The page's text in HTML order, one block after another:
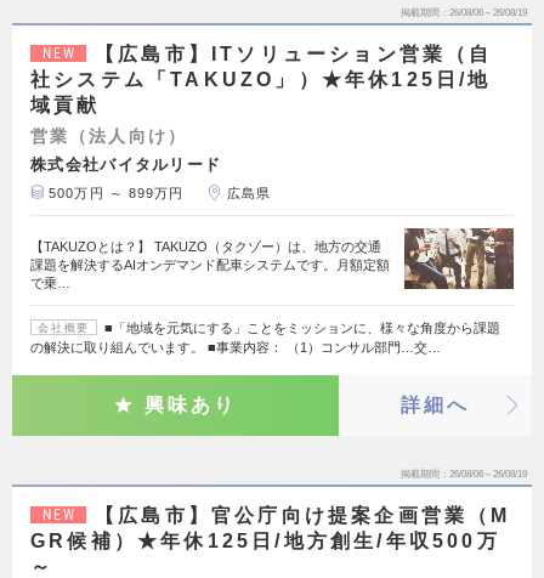
掲載期間 26/08/06～26/08/19
NEW
【広島市】ITソリューション営業（自
社システム「TAKUZO」）★年休125日/地
域貢献
営業（法人向け）
株式会社バイタルリード
500万円 ～ 899万円 広島県
【TAKUZOとは？】 TAKUZO（タクゾー）は、地方の交通
課題を解決するAIオンデマンド配車システムです。月額定額
で乗…
会社概要
■「地域を元気にする」ことをミッションに、様々な角度から課題
の解決に取り組んでいます。 ■事業内容： （1）コンサル部門…交…
興味あり 詳細へ
掲載期間 26/08/06～26/08/19
NEW
【広島市】官公庁向け提案企画営業（M
GR候補）★年休125日/地方創生/年収500万
～